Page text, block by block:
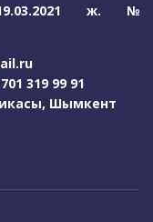
ж. №
319 99 91
Шымкент